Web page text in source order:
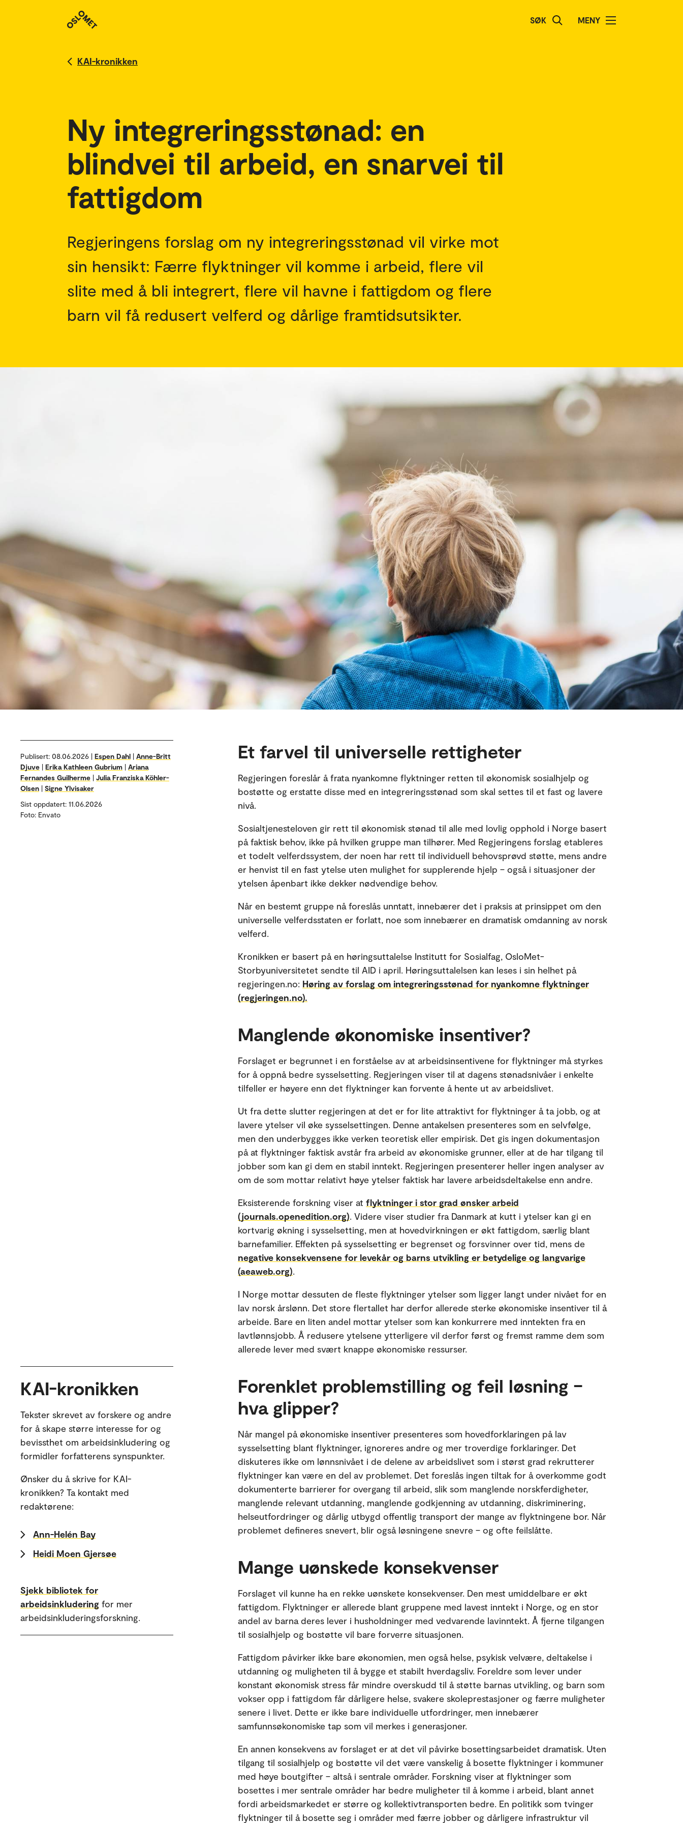
SØK MENY
KAI-kronikken
Ny integreringsstønad: en
blindvei til arbeid, en snarvei til
fattigdom
Regjeringens forslag om ny integreringsstønad vil virke mot
sin hensikt: Færre flyktninger vil komme i arbeid, flere vil
slite med å bli integrert, flere vil havne i fattigdom og flere
barn vil få redusert velferd og dårlige framtidsutsikter.
Publisert: 08.06.2026 | Espen Dahl | Anne-Britt
Djuve | Erika Kathleen Gubrium | Ariana
Fernandes Guilherme | Julia Franziska Köhler-
Olsen | Signe Ylvisaker
Sist oppdatert: 11.06.2026
Foto: Envato
Et farvel til universelle rettigheter
Regjeringen foreslår å frata nyankomne flyktninger retten til økonomisk sosialhjelp og
bostøtte og erstatte disse med en integreringsstønad som skal settes til et fast og lavere
nivå.
Sosialtjenesteloven gir rett til økonomisk stønad til alle med lovlig opphold i Norge basert
på faktisk behov, ikke på hvilken gruppe man tilhører. Med Regjeringens forslag etableres
et todelt velferdssystem, der noen har rett til individuell behovsprøvd støtte, mens andre
er henvist til en fast ytelse uten mulighet for supplerende hjelp – også i situasjoner der
ytelsen åpenbart ikke dekker nødvendige behov.
Når en bestemt gruppe nå foreslås unntatt, innebærer det i praksis at prinsippet om den
universelle velferdsstaten er forlatt, noe som innebærer en dramatisk omdanning av norsk
velferd.
Kronikken er basert på en høringsuttalelse Institutt for Sosialfag, OsloMet-
Storbyuniversitetet sendte til AID i april. Høringsuttalelsen kan leses i sin helhet på
regjeringen.no: Høring av forslag om integreringsstønad for nyankomne flyktninger
(regjeringen.no).
Manglende økonomiske insentiver?
Forslaget er begrunnet i en forståelse av at arbeidsinsentivene for flyktninger må styrkes
for å oppnå bedre sysselsetting. Regjeringen viser til at dagens stønadsnivåer i enkelte
tilfeller er høyere enn det flyktninger kan forvente å hente ut av arbeidslivet.
Ut fra dette slutter regjeringen at det er for lite attraktivt for flyktninger å ta jobb, og at
lavere ytelser vil øke sysselsettingen. Denne antakelsen presenteres som en selvfølge,
men den underbygges ikke verken teoretisk eller empirisk. Det gis ingen dokumentasjon
på at flyktninger faktisk avstår fra arbeid av økonomiske grunner, eller at de har tilgang til
jobber som kan gi dem en stabil inntekt. Regjeringen presenterer heller ingen analyser av
om de som mottar relativt høye ytelser faktisk har lavere arbeidsdeltakelse enn andre.
Eksisterende forskning viser at flyktninger i stor grad ønsker arbeid
(journals.openedition.org). Videre viser studier fra Danmark at kutt i ytelser kan gi en
kortvarig økning i sysselsetting, men at hovedvirkningen er økt fattigdom, særlig blant
barnefamilier. Effekten på sysselsetting er begrenset og forsvinner over tid, mens de
negative konsekvensene for levekår og barns utvikling er betydelige og langvarige
(aeaweb.org).
I Norge mottar dessuten de fleste flyktninger ytelser som ligger langt under nivået for en
lav norsk årslønn. Det store flertallet har derfor allerede sterke økonomiske insentiver til å
arbeide. Bare en liten andel mottar ytelser som kan konkurrere med inntekten fra en
lavtlønnsjobb. Å redusere ytelsene ytterligere vil derfor først og fremst ramme dem som
allerede lever med svært knappe økonomiske ressurser.
KAI-kronikken
Tekster skrevet av forskere og andre
for å skape større interesse for og
bevissthet om arbeidsinkludering og
formidler forfatterens synspunkter.
Ønsker du å skrive for KAI-
kronikken? Ta kontakt med
redaktørene:
Ann-Helén Bay
Heidi Moen Gjersøe
Sjekk bibliotek for
arbeidsinkludering for mer
arbeidsinkluderingsforskning.
Forenklet problemstilling og feil løsning –
hva glipper?
Når mangel på økonomiske insentiver presenteres som hovedforklaringen på lav
sysselsetting blant flyktninger, ignoreres andre og mer troverdige forklaringer. Det
diskuteres ikke om lønnsnivået i de delene av arbeidslivet som i størst grad rekrutterer
flyktninger kan være en del av problemet. Det foreslås ingen tiltak for å overkomme godt
dokumenterte barrierer for overgang til arbeid, slik som manglende norskferdigheter,
manglende relevant utdanning, manglende godkjenning av utdanning, diskriminering,
helseutfordringer og dårlig utbygd offentlig transport der mange av flyktningene bor. Når
problemet defineres snevert, blir også løsningene snevre – og ofte feilslåtte.
Mange uønskede konsekvenser
Forslaget vil kunne ha en rekke uønskete konsekvenser. Den mest umiddelbare er økt
fattigdom. Flyktninger er allerede blant gruppene med lavest inntekt i Norge, og en stor
andel av barna deres lever i husholdninger med vedvarende lavinntekt. Å fjerne tilgangen
til sosialhjelp og bostøtte vil bare forverre situasjonen.
Fattigdom påvirker ikke bare økonomien, men også helse, psykisk velvære, deltakelse i
utdanning og muligheten til å bygge et stabilt hverdagsliv. Foreldre som lever under
konstant økonomisk stress får mindre overskudd til å støtte barnas utvikling, og barn som
vokser opp i fattigdom får dårligere helse, svakere skoleprestasjoner og færre muligheter
senere i livet. Dette er ikke bare individuelle utfordringer, men innebærer
samfunnsøkonomiske tap som vil merkes i generasjoner.
En annen konsekvens av forslaget er at det vil påvirke bosettingsarbeidet dramatisk. Uten
tilgang til sosialhjelp og bostøtte vil det være vanskelig å bosette flyktninger i kommuner
med høye boutgifter – altså i sentrale områder. Forskning viser at flyktninger som
bosettes i mer sentrale områder har bedre muligheter til å komme i arbeid, blant annet
fordi arbeidsmarkedet er større og kollektivtransporten bedre. En politikk som tvinger
flyktninger til å bosette seg i områder med færre jobber og dårligere infrastruktur vil